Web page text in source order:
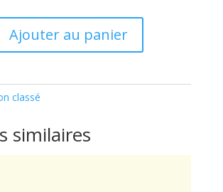
Ajouter au panier
classé
similaires